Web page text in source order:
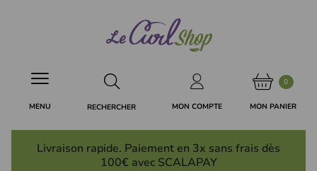
MON COMPTE
0
MON PANIER
RECHERCHER
MENU
Livraison rapide. Paiement en 3x sans frais dès
100€ avec SCALAPAY